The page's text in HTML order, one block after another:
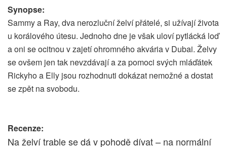
Synopse:
Sammy a Ray, dva nerozluční želví přátelé, si užívají života
u korálového útesu. Jednoho dne je však uloví pytlácká loď
a oni se ocitnou v zajetí ohromného akvária v Dubai. Želvy
se ovšem jen tak nevzdávají a za pomoci svých mláďátek
Rickyho a Elly jsou rozhodnuti dokázat nemožné a dostat
se zpět na svobodu.
Recenze:
Na želví trable se dá v pohodě dívat – na normální